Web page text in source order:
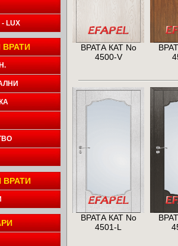
LUX
ВРАТИ
ВРАТА КАТ No
4500-V
ВРАТА КАТ No
4501-L